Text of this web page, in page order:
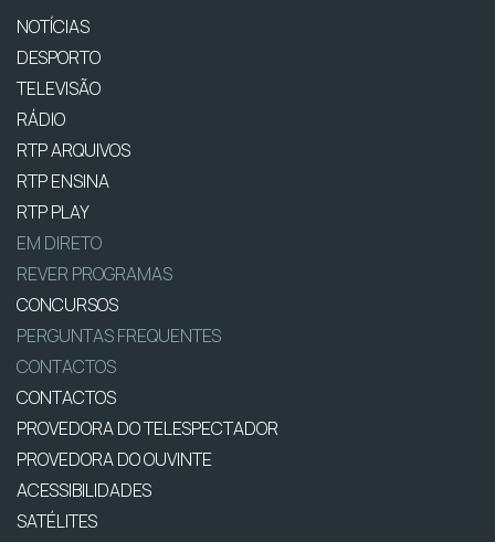
NOTÍCIAS
DESPORTO
TELEVISÃO
RÁDIO
RTP ARQUIVOS
RTP ENSINA
RTP PLAY
EM DIRETO
REVER PROGRAMAS
CONCURSOS
PERGUNTAS FREQUENTES
CONTACTOS
CONTACTOS
PROVEDORA DO TELESPECTADOR
PROVEDORA DO OUVINTE
ACESSIBILIDADES
SATÉLITES